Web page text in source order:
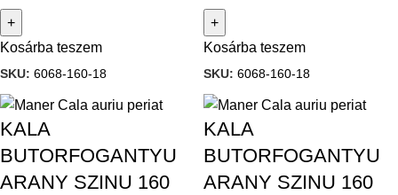
Kosárba teszem
SKU: 6068-160-18
Kosárba teszem
SKU: 6068-160-18
KALA
BUTORFOGANTYU
ARANY SZINU 160
KALA
BUTORFOGANTYU
ARANY SZINU 160